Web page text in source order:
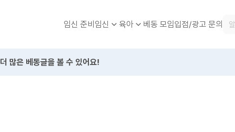
임신 준비임신 육아 베동 모임입점/광고 문의
더 많은 베동글을 볼 수 있어요!